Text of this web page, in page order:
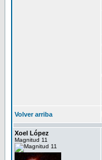
Volver arriba
Xoel López
Magnitud 11